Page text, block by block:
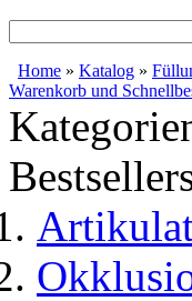
Home » Katalog »
Warenkorb und